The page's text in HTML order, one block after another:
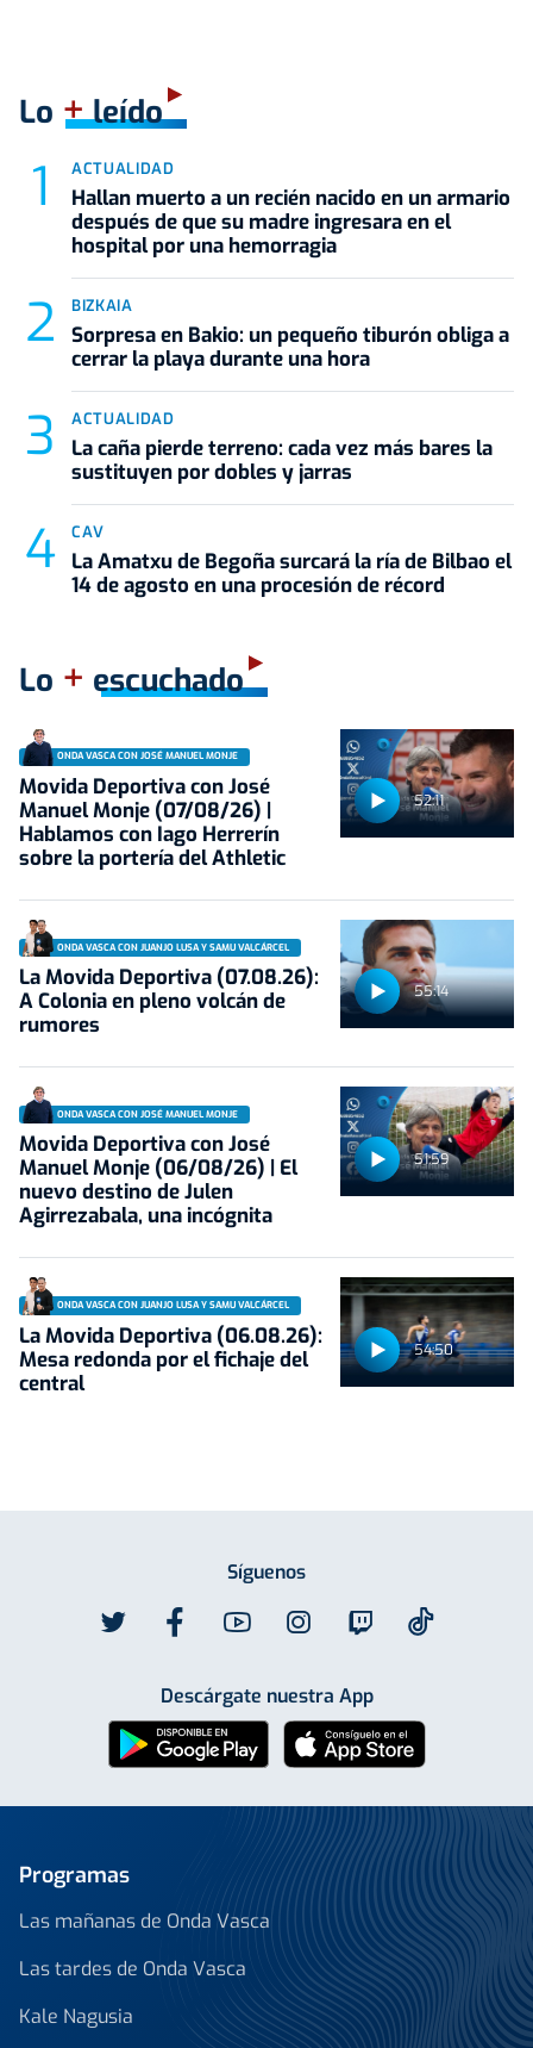
Lo +leído
ACTUALIDAD
Hallan muerto a un recién nacido en un armario
después de que su madre ingresara en el
hospital por una hemorragia
BIZKAIA
Sorpresa en Bakio: un pequeño tiburón obliga a
cerrar la playa durante una hora
ACTUALIDAD
La caña pierde terreno: cada vez más bares la
sustituyen por dobles y jarras
CAV
La Amatxu de Begoña surcará la ría de Bilbao el
14 de agosto en una procesión de récord
Lo + escuchado
52:11
ONDA VASCA CON JOSÉ MANUEL MONJE
Movida Deportiva con José
Manuel Monje (07/08/26) |
Hablamos con Iago Herrerín
sobre la portería del Athletic
55:14
ONDA VASCA CON JUANJO LUSA Y SAMU VALCÁRCEL
La Movida Deportiva (07.08.26):
A Colonia en pleno volcán de
rumores
51:59
ONDA VASCA CON JOSÉ MANUEL MONJE
Movida Deportiva con José
Manuel Monje (06/08/26) | El
nuevo destino de Julen
Agirrezabala, una incógnita
54:50
ONDA VASCA CON JUANJO LUSA Y SAMU VALCÁRCEL
La Movida Deportiva (06.08.26):
Mesa redonda por el fichaje del
central
Síguenos
Descárgate nuestra App
Programas
Las mañanas de Onda Vasca
Las tardes de Onda Vasca
Kale Nagusia